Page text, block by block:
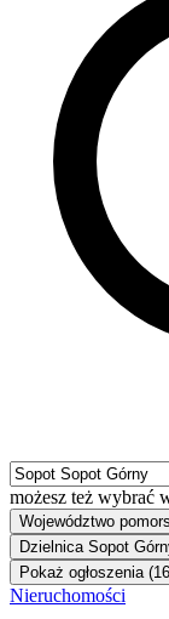
możesz też wybrać
Województwo
Dzielnica Sopot
Pokaż ogłoszenia
Nieruchomości